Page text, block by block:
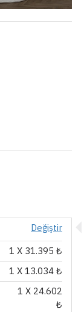
Değiştir
1 X 31.395 ₺
1 X 13.034 ₺
1 X 24.602
₺